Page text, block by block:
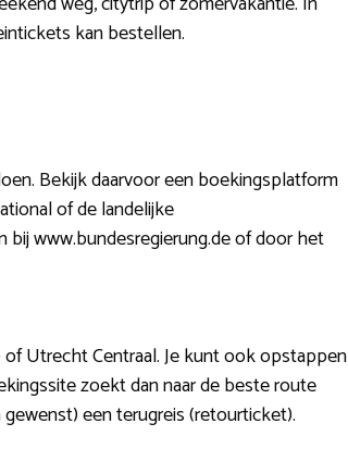
kan bestellen.
Bekijk daarvoor een boekingsplatform
of de landelijke
www.bundesregierung.de of door het
Utrecht Centraal. Je kunt ook opstappen
zoekt dan naar de beste route
een terugreis (retourticket).